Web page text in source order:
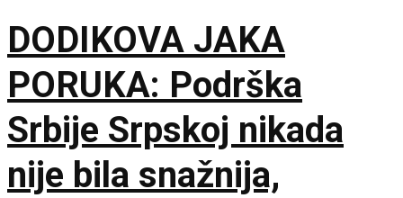
DODIKOVA JAKA
PORUKA: Podrška
Srbije Srpskoj nikada
nije bila snažnija,